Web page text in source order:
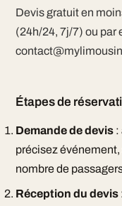
Devis gratuit en
(24h/24, 7j/7) ou par
Étapes de
Demande de devis:
précisez
nombre de
Réception du devis